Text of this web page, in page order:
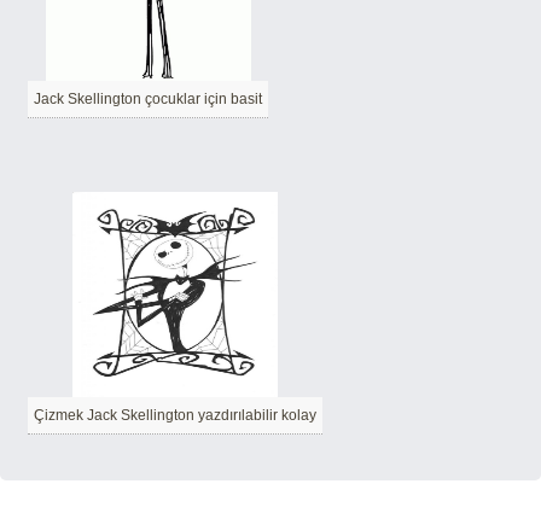
Jack Skellington çocuklar için basit
Çizmek Jack Skellington yazdırılabilir kolay